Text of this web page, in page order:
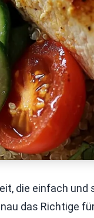
die einfach und
das Richtige